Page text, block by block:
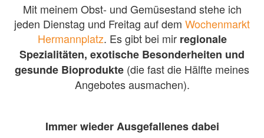
Mit meinem Obst- und Gemüsestand stehe ich
jeden Dienstag und Freitag auf dem Wochenmarkt
Hermannplatz. Es gibt bei mir regionale
Spezialitäten, exotische Besonderheiten und
gesunde Bioprodukte (die fast die Hälfte meines
Angebotes ausmachen).
Immer wieder Ausgefallenes dabei